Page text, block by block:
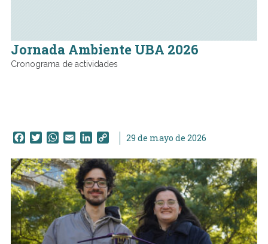
Jornada Ambiente UBA 2026
Cronograma de actividades
Facebook
TwitterWhatsApp
EmailLinkedIn
Copy29 de mayo de 2026